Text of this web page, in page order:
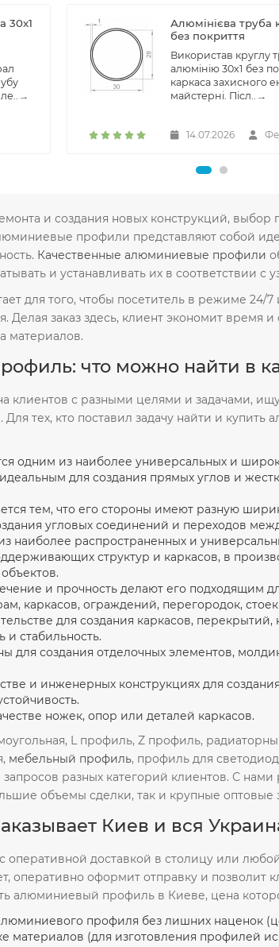
30х1
→
Алюмінієва труба
без покриття
Використав круглу
алюмінію 30х1 без
каркаса захисного
майстерні. Післ..→
14.07.2026
и создания новых конструкций,
профили представляют собой
Качественные алюминиевые профили
и устанавливать их в соответствии
для того, чтобы посетитель в режиме
Делая заказ здесь, клиент экономит время
материалов.
что можно найти в
клиентов с разными целями и задачами,
тех, кто поставил задачу найти и
одним из наиболее универсальных и
для создания прямых углов и
тем, что его стороны имеют разную
угловых соединений и переходов
наиболее распространенных и
структур и каркасов, в
и прочность делают его подходящим
каркасов, ограждений, перегородок,
для создания каркасов,
и стабильность.
для создания отделочных элементов,
и инженерных конструкциях для
ножек, опор или деталей каркасов.
L профиль, Z профиль,
мебельный профиль, профиль для
разных категорий клиентов. С
объемы сделки, так и крупные
Киев и вся
оперативной доставкой в столицу или
оперативно оформит отправку и
алюминиевый профиль в Киеве, цена
профиля без лишних наценок
материалов (для изготовления профилей